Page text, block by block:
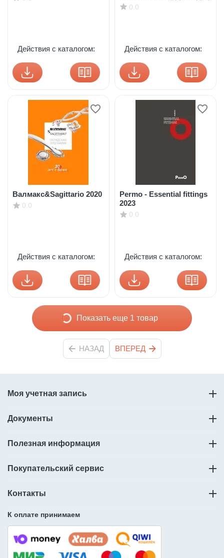
Действия с каталогом:
0.0
Действия с каталогом:
Валмакс&Sagittario 2020
0.0
Действия с каталогом:
Permo - Essential fittings
2023
0.0
Действия с каталогом:
Показать еще 1 товар
НАЗАД ВПЕРЕД
Моя учетная запись
Документы
Полезная информация
Покупательский сервис
Контакты
К оплате принимаем